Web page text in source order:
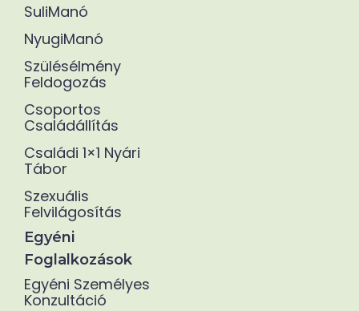
SuliManó
NyugiManó
Szülésélmény
Feldogozás
Csoportos
Családállítás
Családi 1×1 Nyári
Tábor
Szexuális
Felvilágosítás
Egyéni
Foglalkozások
Egyéni Személyes
Konzultáció